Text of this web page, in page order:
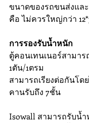
ขนาดของรถขนส่งแล
คือ ไม่ควรใหญ่กว่า
การรองรับน้ำหนัก
ตู้คอนเทนเนอร์สามา
1ตัน/1ตรม
สามารถเรียงต่อกันโด
คานรับถึง 7ชั้น
Isowall สามารถรับน้ำ